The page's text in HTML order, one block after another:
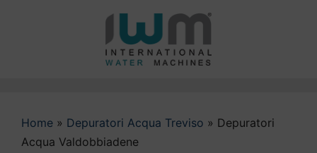
Home » Depuratori Acqua Treviso » Depuratori
Acqua Valdobbiadene